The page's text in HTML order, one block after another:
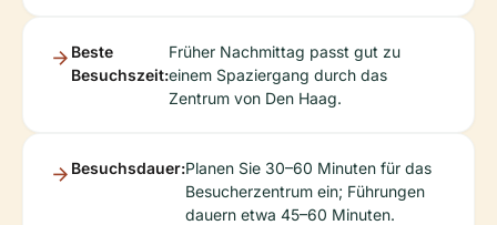
Beste
Besuchszeit:
Früher Nachmittag passt gut zu
einem Spaziergang durch das
Zentrum von Den Haag.
Besuchsdauer:Planen Sie 30–60 Minuten für das
Besucherzentrum ein; Führungen
dauern etwa 45–60 Minuten.